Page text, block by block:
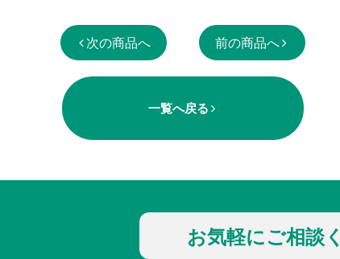
次の商品へ 前の商品へ
一覧へ戻る
お気軽にご相談